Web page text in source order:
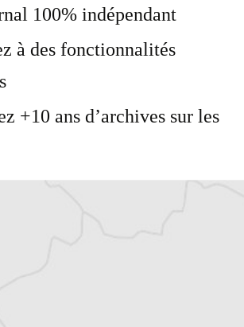
100% indépendant
à des fonctionnalités
+10 ans d’archives sur les